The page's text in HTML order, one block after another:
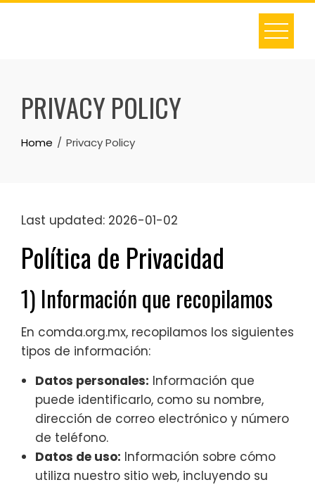
Skip
PRIVACY POLICY
Home Privacy Policy
Last updated: 2026-01-02
Política de Privacidad
1) Información que recopilamos
En comda.org.mx, recopilamos los siguientes
tipos de información:
Datos personales: Información que
puede identificarlo, como su nombre,
dirección de correo electrónico y número
de teléfono.
Datos de uso: Información sobre cómo
utiliza nuestro sitio web, incluyendo su